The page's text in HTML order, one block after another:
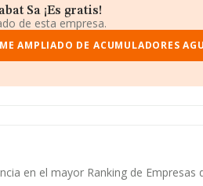
Sa ¡Es gratis!
de esta empresa.
AMPLIADO DE ACUMULADORES
en el mayor Ranking de Empresas